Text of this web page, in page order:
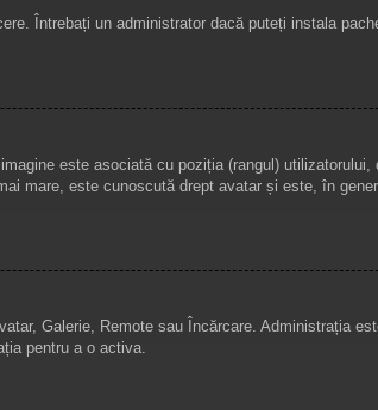
Întrebați un administrator dacă puteți instala
este asociată cu poziția (rangul) utilizatorului,
mare, este cunoscută drept avatar și este, în
Galerie, Remote sau Încărcare. Administrația
pentru a o activa.